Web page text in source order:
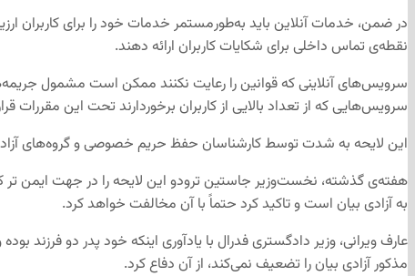
در ضمن، خدمات آنلاین باید به‌طور‌مستمر خدمات خود را برای کاربران
نقطه‌ی تماس داخلی برای شکایات کاربران ارائه دهند.
سرویس‌هایی که از تعداد بالایی از کاربران برخوردارند تحت این
این لایحه به شدت توسط کارشناسان حفظ حریم خصوصی و گروه‌های
هفته‌ی گذشته، نخست‌وزیر جاستین ترودو این لایحه را در جهت ایمن تر
به آزادی بیان است و تاکید کرد حتماً با آن مخالفت خواهد کرد.
عارف ویرانی، وزیر دادگستری فدرال با یادآوری اینکه خود پدر دو فرزند
مذکور آزادی بیان را تضعیف نمی‌کند، از آن دفاع کرد.